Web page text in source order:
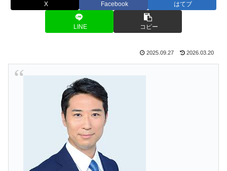
X Facebook はてブ
LINE コピー
2025.09.27 2026.03.20